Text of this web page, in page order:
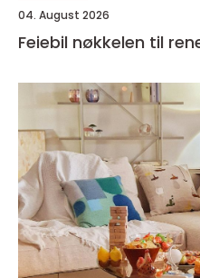
04. August 2026
Feiebil nøkkelen